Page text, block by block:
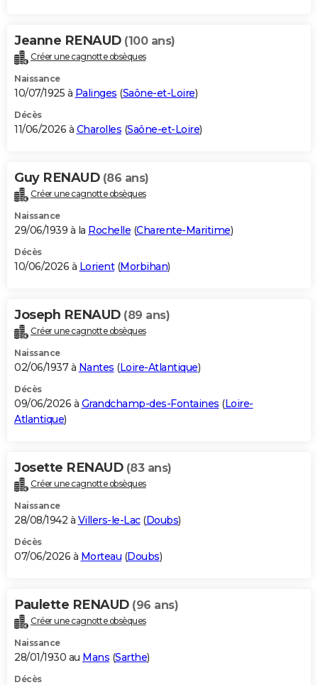
Jeanne RENAUD (100 ans)
Créer une cagnotte obsèques
Naissance
10/07/1925 à Palinges (Saône-et-Loire)
Décès
11/06/2026 à Charolles (Saône-et-Loire)
Guy RENAUD (86 ans)
Créer une cagnotte obsèques
Naissance
29/06/1939 à la Rochelle (Charente-Maritime)
Décès
10/06/2026 à Lorient(Morbihan)
Joseph RENAUD (89 ans)
Créer une cagnotte obsèques
Naissance
02/06/1937 à Nantes (Loire-Atlantique)
Décès
09/06/2026 à Grandchamp-des-Fontaines (Loire-
Atlantique)
Josette RENAUD (83 ans)
Créer une cagnotte obsèques
Naissance
28/08/1942 à Villers-le-Lac(Doubs)
Décès
07/06/2026 à Morteau (Doubs)
Paulette RENAUD (96 ans)
Créer une cagnotte obsèques
Naissance
28/01/1930 au Mans (Sarthe)
Décès